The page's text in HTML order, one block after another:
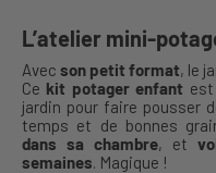
L’atelier mini-
Avec son petit format, le
Ce kit potager enfant est
jardin pour faire pousser
temps et de bonnes
dans sa chambre, et
semaines. Magique !